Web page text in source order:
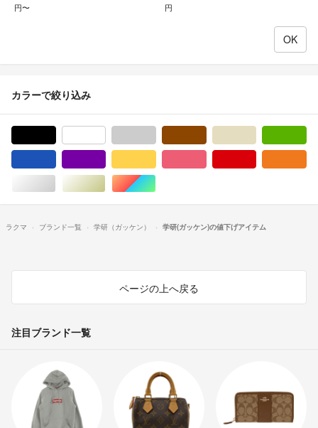
円〜 円
カラーで絞り込み
シルバー/銀色系ゴールド/金色系マルチカラー
ラクマ ブランド一覧 学研（ガッケン） 学研(ガッケン)の値下げアイテム
ページの上へ戻る
注目ブランド一覧